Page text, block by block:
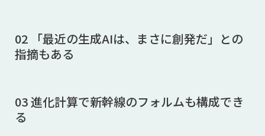
02 「最近の生成AIは、まさに創発だ」との
指摘もある
03 進化計算で新幹線のフォルムも構成でき
る